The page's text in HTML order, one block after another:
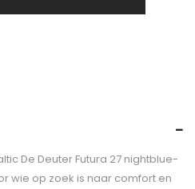
De Deuter Futura 27 nightblue-
wie op zoek is naar comfort en